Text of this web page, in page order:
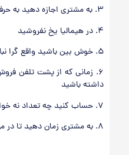
۳. به مشتری اجازه دهید به حرفهای شما اعتماد کند. خرید کردن مستلزم اعتماد کردن است
۴. در هیمالیا یخ نفروشید
۵. خوش بین باشید واقع گرا نباشید
۶. زمانی که از پشت تلفن
داشته باشید
۷. حساب کنید چه تعداد نه خواهید شنید تا یک بله دریافت کنید
۸. به مشتری زمان دهید تا در مورد خرید تصمیم گیری کند